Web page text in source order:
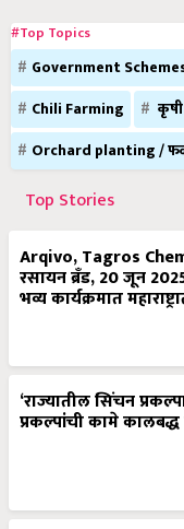
#Top Topics
Government
Chili Farming
कृषी
Orchard planting /
Top Stories
Arqivo, Tagros
रसायन ब्रँड, 20 जून
भव्य कार्यक्रमात
‘राज्यातील सिंचन
प्रकल्पांची कामे कालबद्ध